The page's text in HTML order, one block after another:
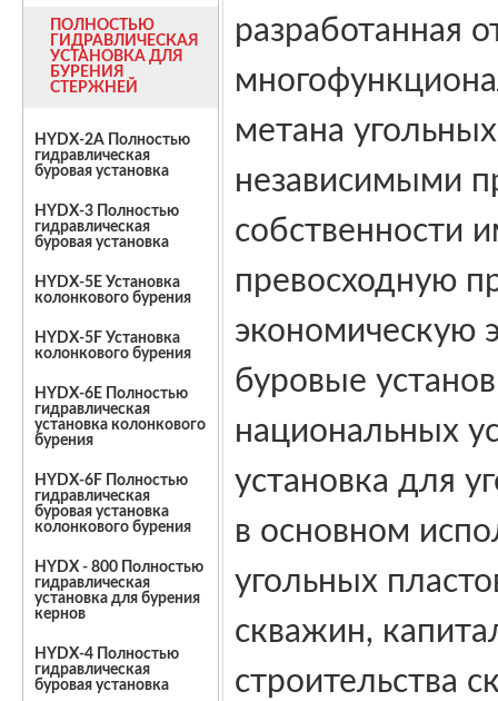
ПОЛНОСТЬЮ
ГИДРАВЛИЧЕСКАЯ
УСТАНОВКА ДЛЯ
БУРЕНИЯ
СТЕРЖНЕЙ
HYDX-2A Полностью
гидравлическая
буровая установка
HYDX-3 Полностью
гидравлическая
буровая установка
HYDX-5E Установка
колонкового бурения
HYDX-5F Установка
колонкового бурения
HYDX-6E Полностью
гидравлическая
установка колонкового
бурения
HYDX-6F Полностью
гидравлическая
буровая установка
колонкового бурения
HYDX - 800 Полностью
гидравлическая
установка для бурения
кернов
HYDX-4 Полностью
гидравлическая
буровая установка
разработанная
метана
независимыми
собственности
превосходную
экономическую
буровые
национальных
установка для
в основном
угольных
скважин,
строительства